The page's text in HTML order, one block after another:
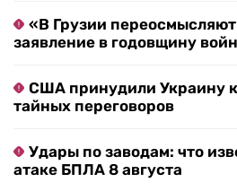
«В Грузии
заявление в годовщину
США принудили Украину
тайных переговоров
Удары по заводам: что
атаке БПЛА 8 августа